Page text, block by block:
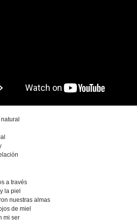
a través
la piel
nuestras almas
de miel
mi ser